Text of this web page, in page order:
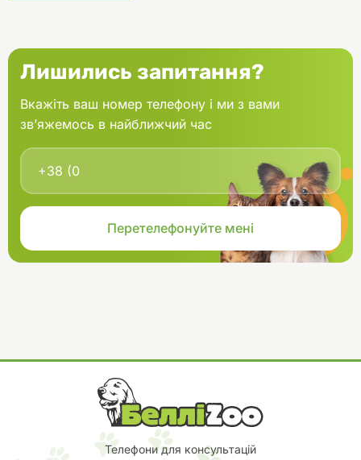
Лишились запитання?
Вкажіть ваш номер телефону і ми з вами
зв’яжемось в найближчий час
Телефони для консультацій